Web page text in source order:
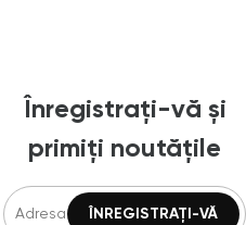
Înregistrați-vă și
primiți noutățile